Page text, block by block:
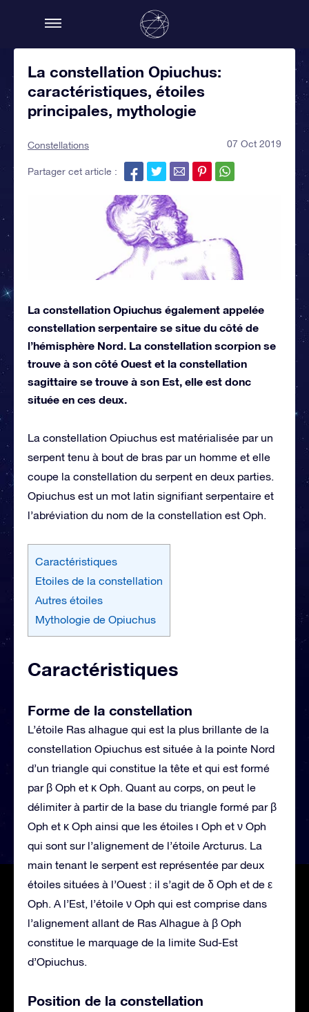
La constellation Opiuchus:
caractéristiques, étoiles
principales, mythologie
Constellations 07 Oct 2019
Partager cet article :
La constellation Opiuchus également appelée
constellation serpentaire se situe du côté de
l’hémisphère Nord. La constellation scorpion se
trouve à son côté Ouest et la constellation
sagittaire se trouve à son Est, elle est donc
située en ces deux.
La constellation Opiuchus est matérialisée par un
serpent tenu à bout de bras par un homme et elle
coupe la constellation du serpent en deux parties.
Opiuchus est un mot latin signifiant serpentaire et
l’abréviation du nom de la constellation est Oph.
Caractéristiques
Etoiles de la constellation
Autres étoiles
Mythologie de Opiuchus
Caractéristiques
Forme de la constellation
L’étoile Ras alhague qui est la plus brillante de la
constellation Opiuchus est située à la pointe Nord
d’un triangle qui constitue la tête et qui est formé
par β Oph et κ Oph. Quant au corps, on peut le
délimiter à partir de la base du triangle formé par β
Oph et κ Oph ainsi que les étoiles ι Oph et ν Oph
qui sont sur l’alignement de l’étoile Arcturus. La
main tenant le serpent est représentée par deux
étoiles situées à l’Ouest : il s’agit de δ Oph et de ε
Oph. A l’Est, l’étoile ν Oph qui est comprise dans
l’alignement allant de Ras Alhague à β Oph
constitue le marquage de la limite Sud-Est
d’Opiuchus.
Position de la constellation